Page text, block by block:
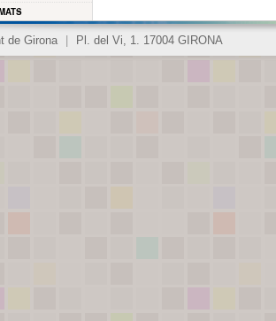
de Girona Pl. del Vi, 1. 17004 GIRONA